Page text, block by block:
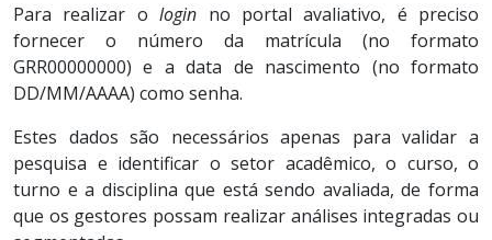
Para realizar ologin no portal avaliativo, é preciso
fornecer o número da matrícula (no formato
GRR00000000) e a data de nascimento (no formato
DD/MM/AAAA) como senha.
Estes dados são necessários apenas para validar a
pesquisa e identificar o setor acadêmico, o curso, o
turno e a disciplina que está sendo avaliada, de forma
que os gestores possam realizar análises integradas ou